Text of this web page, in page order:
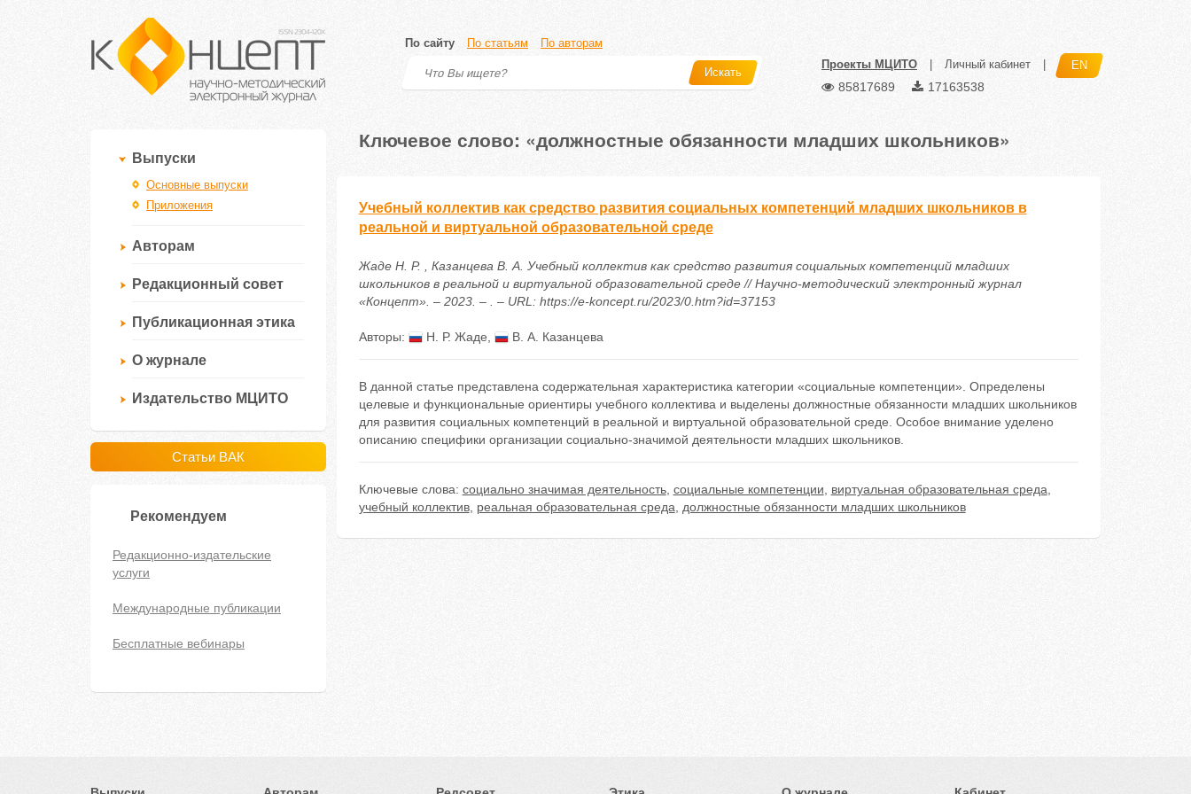
По сайту По статьям По авторам
Искать
Проекты МЦИТО Личный кабинет EN
85817689 17163538
Выпуски
Основные выпуски
Приложения
Авторам
Редакционный совет
Публикационная этика
О журнале
Издательство МЦИТО
Статьи ВАК
Рекомендуем
Редакционно-издательские
услуги
Международные публикации
Бесплатные вебинары
Ключевое слово: «должностные обязанности младших школьников»
Учебный коллектив как средство развития социальных компетенций младших школьников в
реальной и виртуальной образовательной среде
Жаде Н. Р. , Казанцева В. А. Учебный коллектив как средство развития социальных компетенций младших
школьников в реальной и виртуальной образовательной среде // Научно-методический электронный журнал
«Концепт». – 2023. – . – URL: https://e-koncept.ru/2023/0.htm?id=37153
Авторы: Н. Р. Жаде В. А. Казанцева
В данной статье представлена содержательная характеристика категории «социальные компетенции». Определены
целевые и функциональные ориентиры учебного коллектива и выделены должностные обязанности младших школьников
для развития социальных компетенций в реальной и виртуальной образовательной среде. Особое внимание уделено
описанию специфики организации социально-значимой деятельности младших школьников.
Ключевые слова: социально значимая деятельность, социальные компетенции виртуальная образовательная среда
учебный коллектив, реальная образовательная среда должностные обязанности младших школьников